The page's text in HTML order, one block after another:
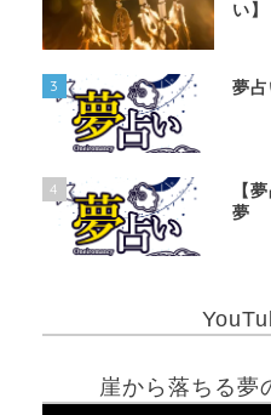
い】
3 夢
4
【
夢
崖から落ちる夢